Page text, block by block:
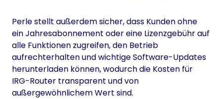
Perle stellt außerdem sicher, dass Kunden ohne
ein Jahresabonnement oder eine Lizenzgebühr auf
alle Funktionen zugreifen, den Betrieb
aufrechterhalten und wichtige Software-Updates
herunterladen können, wodurch die Kosten für
IRG-Router transparent und von
außergewöhnlichem Wert sind.